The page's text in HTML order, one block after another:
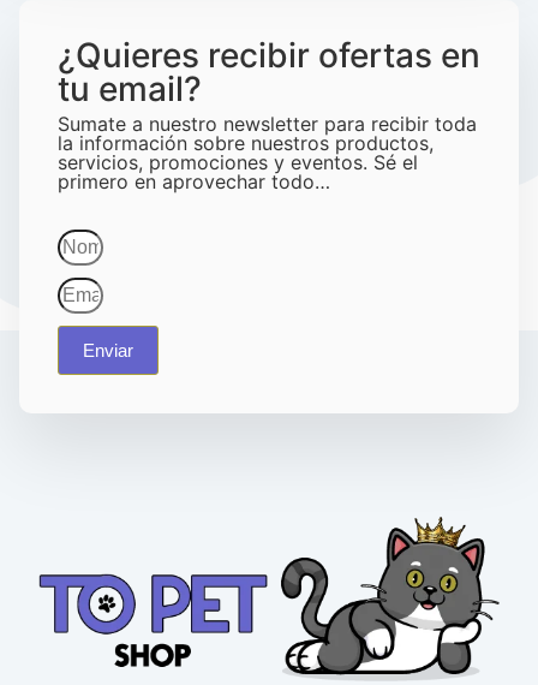
¿Quieres recibir ofertas en
tu email?
Sumate a nuestro newsletter para recibir toda
la información sobre nuestros productos,
servicios, promociones y eventos. Sé el
primero en aprovechar todo…
Enviar